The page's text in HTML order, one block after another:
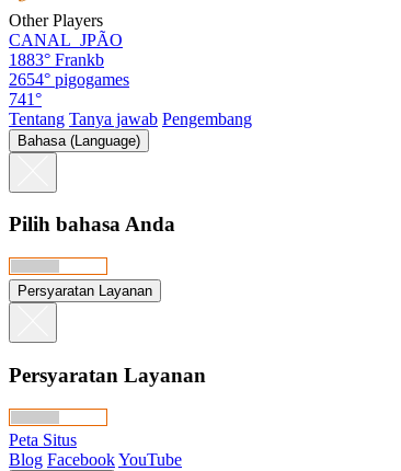
Other Players
CANAL_JPÃO
1883° Frankb
2654° pigogames
741°
Tentang Tanya jawab Pengembang
Bahasa (Language)
Pilih bahasa Anda
Persyaratan Layanan
Persyaratan Layanan
Peta Situs
Blog FacebookYouTube